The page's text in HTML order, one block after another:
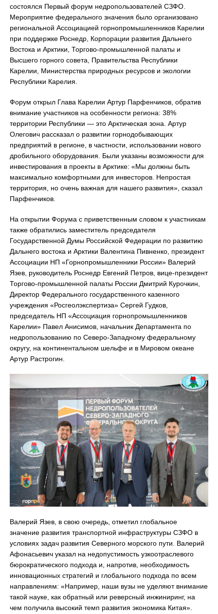
состоялся Первый форум недропользователей СЗФО.
Мероприятие федерального значения было организовано
региональной Ассоциацией горнопромышленников Карелии
при поддержке Роснедр, Корпорации развития Дальнего
Востока и Арктики, Торгово-промышленной палаты и
Высшего горного совета, Правительства Республики
Карелии, Министерства природных ресурсов и экологии
Республики Карелия.
Форум открыл Глава Карелии Артур Парфенчиков, обратив
внимание участников на особенности региона: 38%
территории Республики — это Арктическая зона. Артур
Олегович рассказал о развитии горнодобывающих
предприятий в регионе, в частности, использовании нового
дробильного оборудования. Были указаны возможности для
инвестирования в проекты в Арктике: «Мы должны быть
максимально комфортными для инвесторов. Непростая
территория, но очень важная для нашего развития», сказал
Парфенчиков.
На открытии Форума с приветственным словом к участникам
также обратились заместитель председателя
Государственной Думы Российской Федерации по развитию
Дальнего востока и Арктики Валентина Пивненко, президент
Ассоциации НП «Горнопромышленники России» Валерий
Язев, руководитель Роснедр Евгений Петров, вице-президент
Торгово-промышленной палаты России Дмитрий Курочкин,
Директор Федерального государственного казенного
учреждения «Росгеолэкспертиза» Сергей Гудков,
председатель НП «Ассоциация горнопромышленников
Карелии» Павел Анисимов, начальник Департамента по
недропользованию по Северо-Западному федеральному
округу, на континентальном шельфе и в Мировом океане
Артур Растрогин.
Валерий Язев, в свою очередь, отметил глобальное
значение развития транспортной инфраструктуры СЗФО в
условиях задач развития Северного морского пути. Валерий
Афонасьевич указал на недопустимость узкоотраслевого
бюрократического подхода и, напротив, необходимость
инновационных стратегий и глобального подхода по всем
направлениям: «Например, наши вузы не уделяют внимание
такой науке, как обратный или реверсный инжиниринг, на
чем получила высокий темп развития экономика Китая».